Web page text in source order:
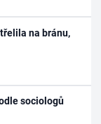
na bránu,
sociologů